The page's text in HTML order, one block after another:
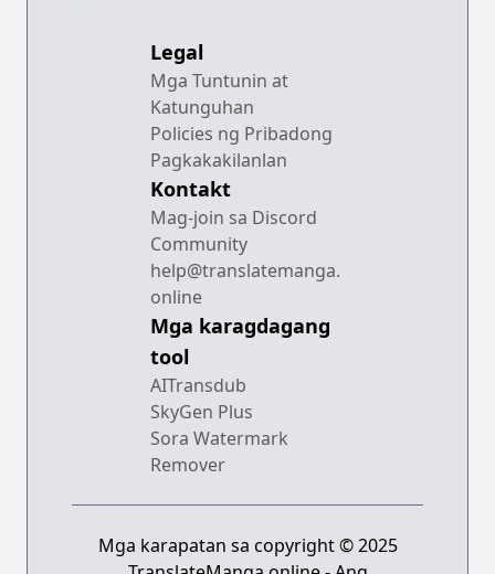
Legal
Mga Tuntunin at
Katunguhan
Policies ng Pribadong
Pagkakakilanlan
Kontakt
Mag-join sa Discord
Community
help@translatemanga.
online
Mga karagdagang
tool
AITransdub
SkyGen Plus
Sora Watermark
Remover
Mga karapatan sa copyright © 2025